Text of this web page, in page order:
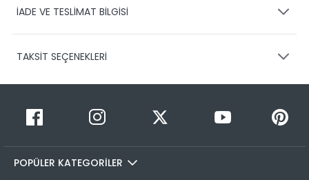
İADE VE TESLİMAT BİLGİSİ
Ürünlerinizin gönderimini anlaşmalı olduğumuz PTT,
1-3 iş günü içerisinde kargoya teslim edilir.
Siparişimin kargo takibini nasıl yapabilirim?
Hesabım/Siparişlerim paneli üzerinden ilgili siparişinize ait
TAKSİT SEÇENEKLERİ
Taksit Sayısı Taksit Miktarı
Taksitli Tutar
Toplam
699,99 TL
2
350,00 TL
POPÜLER KATEGORİLER